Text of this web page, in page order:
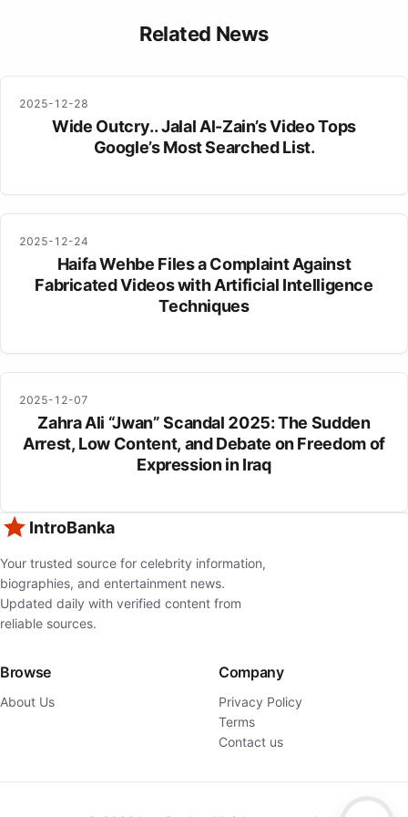
Related News
2025-12-28
Wide Outcry.. Jalal Al-Zain’s Video Tops
Google’s Most Searched List.
2025-12-24
Haifa Wehbe Files a Complaint Against
Fabricated Videos with Artificial Intelligence
Techniques
2025-12-07
Zahra Ali “Jwan” Scandal 2025: The Sudden
Arrest, Low Content, and Debate on Freedom of
Expression in Iraq
IntroBanka
Your trusted source for celebrity information,
biographies, and entertainment news.
Updated daily with verified content from
reliable sources.
Browse
About Us
Company
Privacy Policy
Terms
Contact us